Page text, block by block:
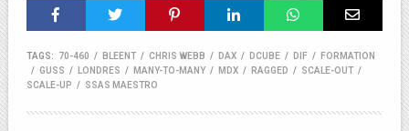
TAGS: 70-460 / BLEENT / CHRIS WEBB / DAX / DCUBE / DIF /
FORMATION
/ GUSS / LONDRES / MANY-TO-MANY / MDX / RAGGED / SCALE-OUT /
SCALE-UP / SSAS MAESTRO